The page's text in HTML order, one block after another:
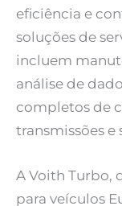
eficiência e
soluções de
incluem
análise de
completos de
transmissões e
A Voith Turbo,
para veículos